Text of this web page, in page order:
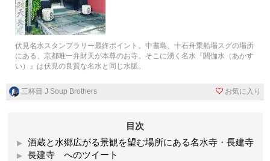
伏見名水スタンプラリー最終ポイント。中書島、十石舟乗船場スグの場所
にある、京都唯一弁財天が本尊のお寺。そこに湧く名水『閼伽水（あかす
い）』は伏見の良質な名水と同じ水脈。
三杯目 J Soup Brothers お気に入り
目次
酒蔵と水郷広がる景観を望む場所にある名水寺・長建寺
長建寺 へのツイート